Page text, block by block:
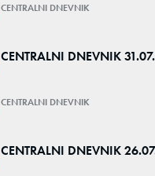
CENTRALNI DNEVNIK
CENTRALNI DNEVNIK
CENTRALNI DNEVNIK
CENTRALNI DNEVNIK